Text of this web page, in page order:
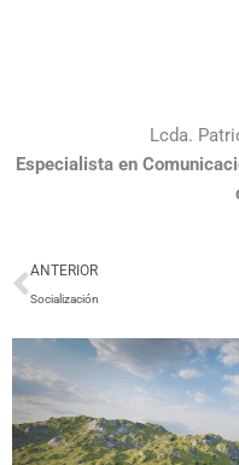
Lcda.
Especialista en
ANTERIOR
Socialización